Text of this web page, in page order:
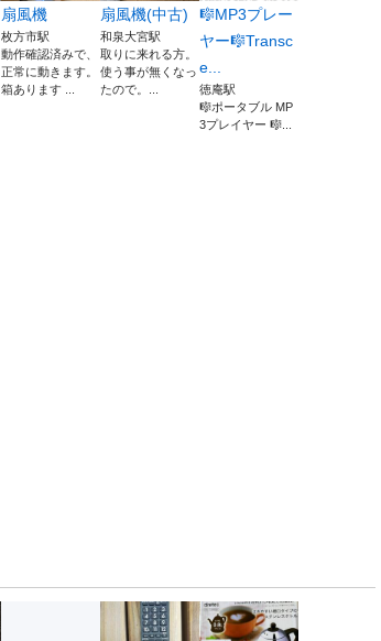
扇風機
枚方市駅
動作確認済みで、
正常に動きます。
箱あります ...
扇風機(中古)
和泉大宮駅
取りに来れる方。
使う事が無くなっ
たので。...
🎼MP3プレー
ヤー🎼Transc
e...
徳庵駅
🎼ポータブル MP
3プレイヤー 🎼...